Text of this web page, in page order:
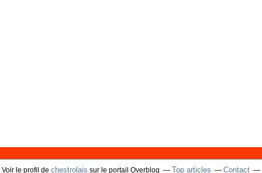
Voir le profil de chestrolais sur le portail Overblog Top articles Contact